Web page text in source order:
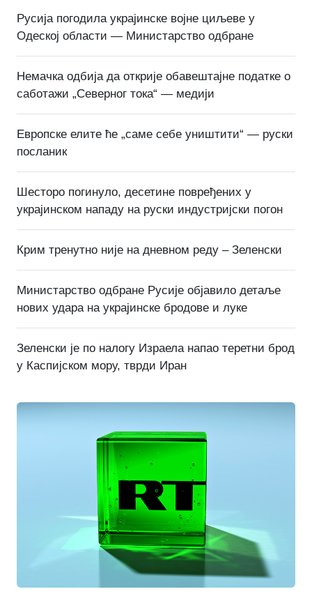
Русија погодила украјинске војне циљеве у
Одеској области — Министарство одбране
Немачка одбија да открије обавештајне податке о
саботажи „Северног тока“ — медији
Европске елите ће „саме себе уништити“ — руски
посланик
Шесторо погинуло, десетине повређених у
украјинском нападу на руски индустријски погон
Крим тренутно није на дневном реду – Зеленски
Министарство одбране Русије објавило детаље
нових удара на украјинске бродове и луке
Зеленски је по налогу Израела напао теретни брод
у Каспијском мору, тврди Иран